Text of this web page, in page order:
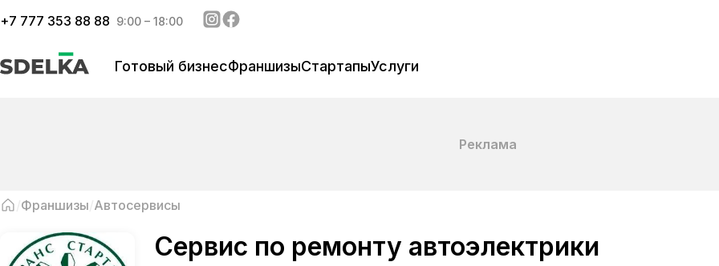
+7 777 353 88 88 9:00 – 18:00
Готовый бизнесФраншизыСтартапыУслуги
Реклама
Франшизы Автосервисы
Сервис по ремонту автоэлектрики